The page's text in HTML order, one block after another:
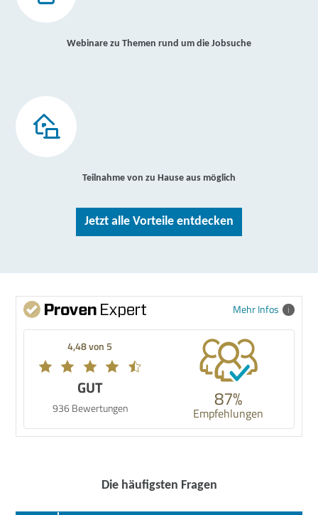
Webinare zu Themen rund um die Jobsuche
Teilnahme von zu Hause aus möglich
Jetzt alle Vorteile entdecken
Mehr Infos
4,48 von 5
GUT
936 Bewertungen 87%
Empfehlungen
Die häufigsten Fragen